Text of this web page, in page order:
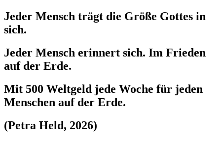
Jeder Mensch trägt die Größe Gottes in
sich.
Jeder Mensch erinnert sich. Im Frieden
auf der Erde.
Mit 500 Weltgeld jede Woche für jeden
Menschen auf der Erde.
(Petra Held, 2026)